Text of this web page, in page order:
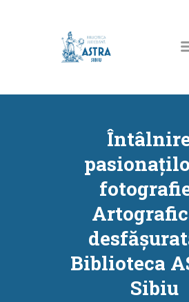
Biblioteca
Sibiu
CATALOG ONLINE
RESURSE
SERVICII
INFORMAȚII UTILE
CONTACT
CONTUL MEU